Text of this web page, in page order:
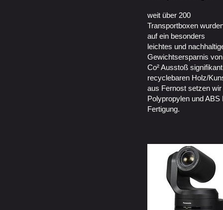
weit über 200
Transportboxen
auf ein besonders
leichtes und
Gewichtsersparnis
Co² Ausstoß
recyclebaren Holz/
aus Fernost setzen
Polypropylen und
Fertigung.